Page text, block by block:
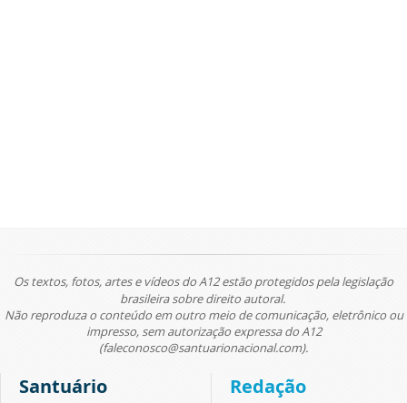
Os textos, fotos, artes e vídeos do A12 estão protegidos pela legislação
brasileira sobre direito autoral.
Não reproduza o conteúdo em outro meio de comunicação, eletrônico ou
impresso, sem autorização expressa do A12
(faleconosco@santuarionacional.com).
Santuário Redação